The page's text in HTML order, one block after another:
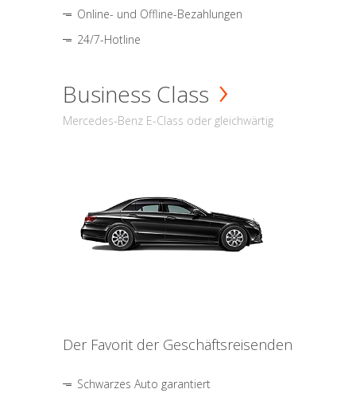
Online- und Offline-Bezahlungen
24/7-Hotline
Business Class
Mercedes-Benz E-Class oder gleichwärtig
Der Favorit der Geschäftsreisenden
Schwarzes Auto garantiert